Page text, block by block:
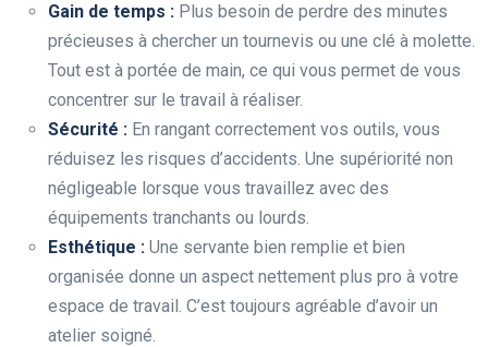
Gain de temps : Plus besoin de perdre des minutes
précieuses à chercher un tournevis ou une clé à molette.
Tout est à portée de main, ce qui vous permet de vous
concentrer sur le travail à réaliser.
Sécurité : En rangant correctement vos outils, vous
réduisez les risques d’accidents. Une supériorité non
négligeable lorsque vous travaillez avec des
équipements tranchants ou lourds.
Esthétique : Une servante bien remplie et bien
organisée donne un aspect nettement plus pro à votre
espace de travail. C’est toujours agréable d’avoir un
atelier soigné.